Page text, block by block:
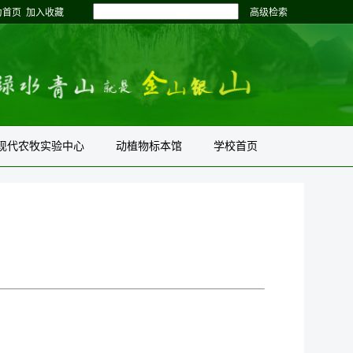
首页 加入收藏 高级检索
代农牧实验中心 动植物标本馆 学校首页